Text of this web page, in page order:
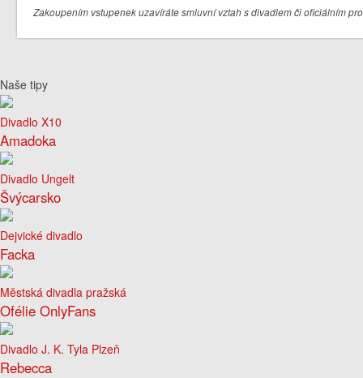
Zakoupením vstupenek uzavíráte smluvní vztah s divadlem či oficiálním
Naše tipy
Divadlo X10
Amadoka
Divadlo Ungelt
Švýcarsko
Dejvické divadlo
Facka
Městská divadla pražská
Ofélie OnlyFans
Divadlo J. K. Tyla Plzeň
Rebecca